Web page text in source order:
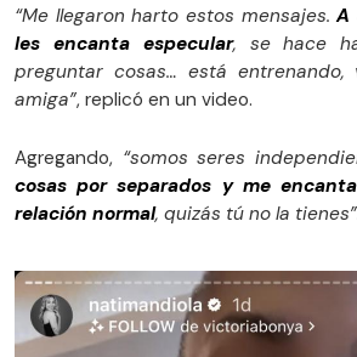
“Me llegaron harto estos mensajes.A
les encanta especular, se hace
preguntar cosas… está
amiga”, replicó en un video.
Agregando, “somos seres
cosas por separados y me
relación normal, quizás tú no la